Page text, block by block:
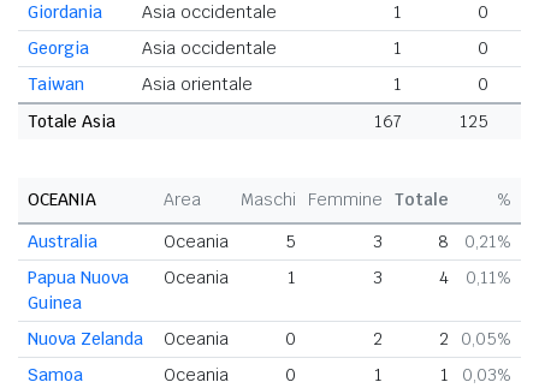
Giordania Asia occidentale 1
0
Georgia
Asia occidentale 1
0
Taiwan
Asia orientale 1
0
Totale Asia
167 125
OCEANIA Area Maschi Femmine Totale
%
Australia
Oceania 5 3 8
0,21%
Papua Nuova
Guinea
Oceania 1 3 4 0,11%
Nuova Zelanda Oceania 0 2 2
0,05%
Samoa
Oceania 0 1 1
0,03%